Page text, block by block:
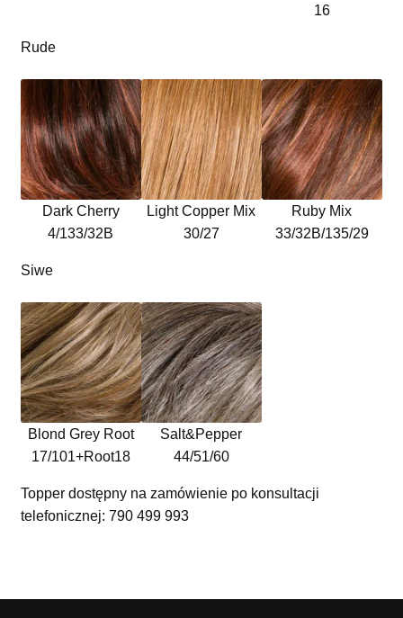
16
Rude
Dark Cherry
4/133/32B
Light Copper Mix
30/27
Ruby Mix
33/32B/135/29
Siwe
Blond Grey Root
17/101+Root18
Salt&Pepper
44/51/60
Topper dostępny na zamówienie po konsultacji
telefonicznej: 790 499 993